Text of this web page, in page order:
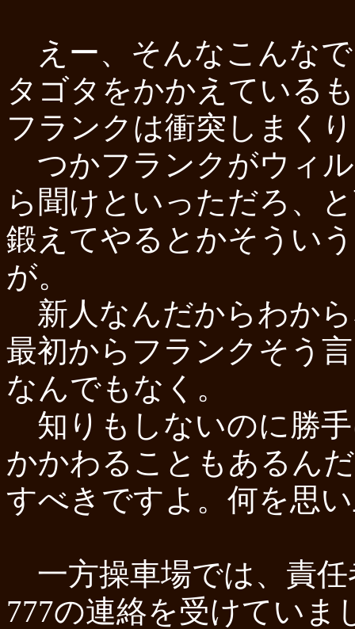
えー、そんなこんな
タゴタをかかえている
フランクは衝突しまく
つかフランクがウィ
ら聞けといっただろ、
鍛えてやるとかそうい
が。
新人なんだからわか
最初からフランクそう
なんでもなく。
知りもしないのに勝
かかわることもあるん
すべきですよ。何を思
一方操車場では、責
777の連絡を受けていま